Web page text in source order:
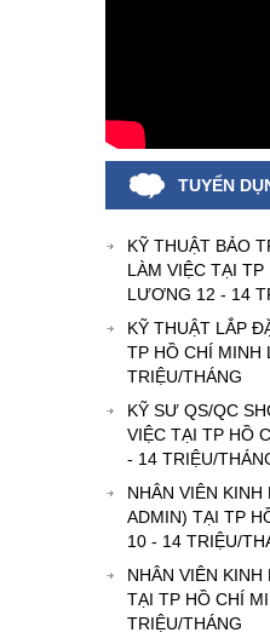
TUYỂN
KỸ THUẬT BẢO
LÀM VIỆC TẠI TP
LƯƠNG 12 - 14
KỸ THUẬT LẮP
TP HỒ CHÍ
TRIỆU/THÁNG
KỸ SƯ QS/QC
VIỆC TẠI TP HỒ
- 14 TRIỆU/
NHÂN VIÊN KINH
ADMIN) TẠI TP
10 - 14 TRIỆU/
NHÂN VIÊN
TẠI TP HỒ CHÍ
TRIỆU/THÁNG